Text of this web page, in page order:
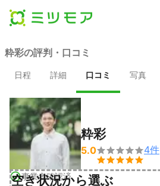
粋彩の評判・口コミ
日程 詳細 口コミ 写真
事業者確認済
粋彩
5.0

4件
空き状況から選ぶ